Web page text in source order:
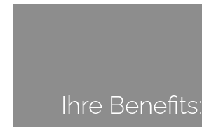
Ihre Benefits: